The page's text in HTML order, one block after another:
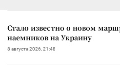
Стало известно о новом
наемников на Украину
8 августа 2026, 21:48